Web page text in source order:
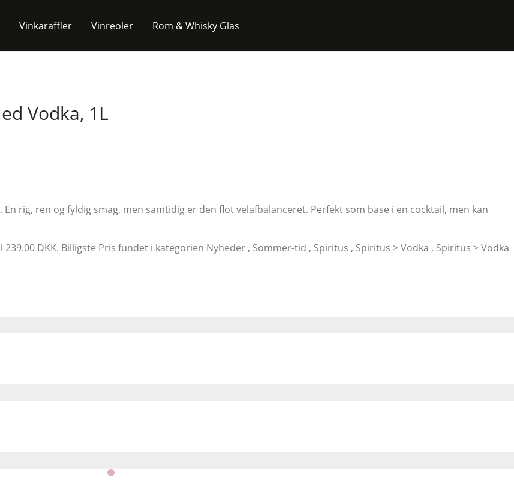
Vinkaraffler Vinreoler Rom & Whisky Glas
Vodka, 1L
rig, ren og fyldig smag, men samtidig er den flot velafbalanceret. Perfekt som base i en cocktail, men kan
DKK. Billigste Pris fundet i kategorien Nyheder , Sommer-tid , Spiritus , Spiritus > Vodka , Spiritus > Vodka